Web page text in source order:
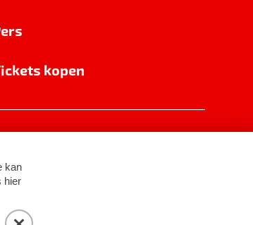
kopen